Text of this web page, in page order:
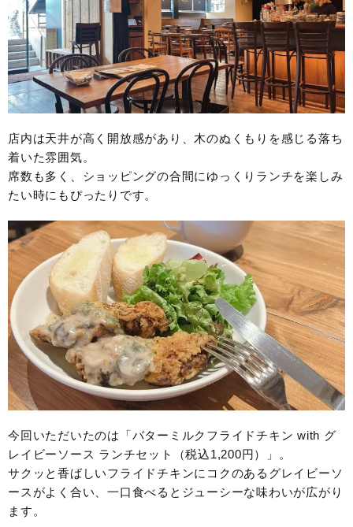
店内は天井が高く開放感があり、木のぬくもりを感じる落ち
着いた雰囲気。
席数も多く、ショッピングの合間にゆっくりランチを楽しみ
たい時にもぴったりです。
今回いただいたのは「バターミルクフライドチキン with グ
レイビーソース ランチセット（税込1,200円）」。
サクッと香ばしいフライドチキンにコクのあるグレイビーソ
ースがよく合い、一口食べるとジューシーな味わいが広がり
ます。